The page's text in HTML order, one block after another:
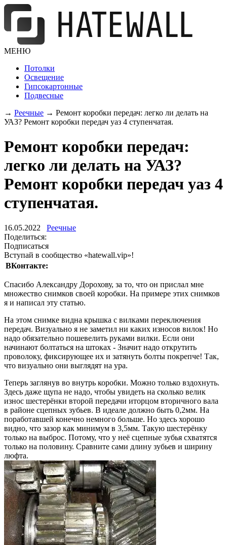
МЕНЮ
Потолки
Освещение
Гипсокартонные
Подвесные
→ Реечные → Ремонт коробки передач: легко ли делать на
УАЗ? Ремонт коробки передач уаз 4 ступенчатая.
Ремонт коробки передач:
легко ли делать на УАЗ?
Ремонт коробки передач уаз 4
ступенчатая.
16.05.2022 Реечные
Поделиться:
Подписаться
Вступай в сообщество «hatewall.vip»!
ВКонтакте:
Спасибо Александру Дорохову, за то, что он прислал мне
множество снимков своей коробки. На примере этих снимков
я и написал эту статью.
На этом снимке видна крышка с вилками переключения
передач. Визуально я не заметил ни каких износов вилок! Но
надо обязательно пошевелить руками вилки. Если они
начинают болтаться на штоках - Значит надо открутить
проволоку, фиксирующее их и затянуть болты покрепче! Так,
что визуально они выглядят на ура.
Теперь заглянув во внутрь коробки. Можно только вздохнуть.
Здесь даже щупа не надо, чтобы увидеть на сколько велик
износ шестерёнки второй передачи иторцом вторичного вала
в районе сцепных зубьев. В идеале должно быть 0,2мм. На
поработавшей конечно немного больше. Но здесь хорошо
видно, что зазор как минимум в 3,5мм. Такую шестерёнку
только на выброс. Потому, что у неё сцепные зубья схватятся
только на половину. Сравните сами длину зубьев и ширину
люфта.